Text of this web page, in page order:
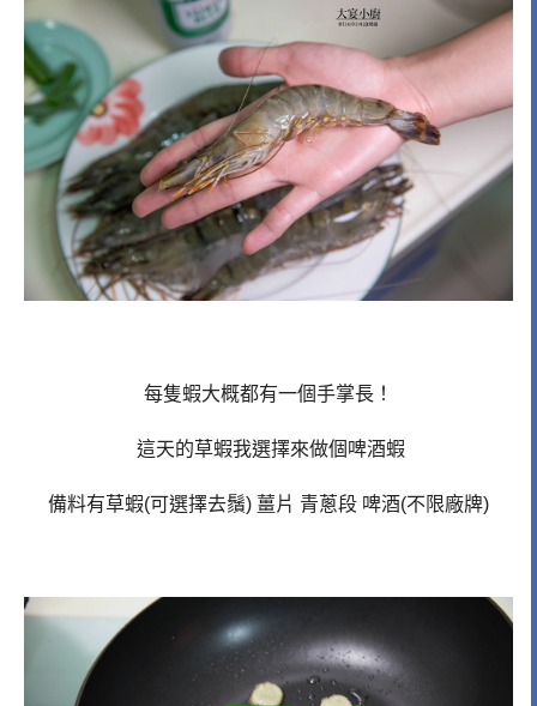
每隻蝦大概都有一個手掌長！
這天的草蝦我選擇來做個啤酒蝦
備料有草蝦(可選擇去鬚) 薑片 青蔥段 啤酒(不限廠牌)